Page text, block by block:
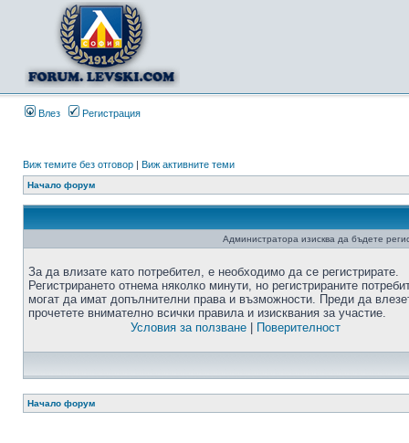
Влез Регистрация
Виж темите без отговор | Виж активните теми
Начало форум
Администратора изисква да бъдете
За да влизате като потребител, е необходимо да се регистрирате.
Регистрирането отнема няколко минути, но регистрираните
могат да имат допълнителни права и възможности. Преди да
прочетете внимателно всички правила и изисквания за участие.
Условия за ползване| Поверителност
Начало форум